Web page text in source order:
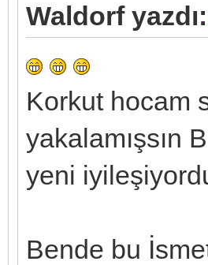
Waldorf yazdı:
Korkut hocam
yakalamışsın
yeni
Bende bu